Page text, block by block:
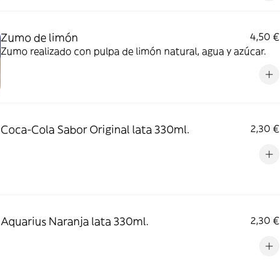
Zumo de limón
4,50 €
Zumo realizado con pulpa de limón natural, agua y azúcar.
Coca-Cola Sabor Original lata 330ml. 2,30 €
Aquarius Naranja lata 330ml. 2,30 €